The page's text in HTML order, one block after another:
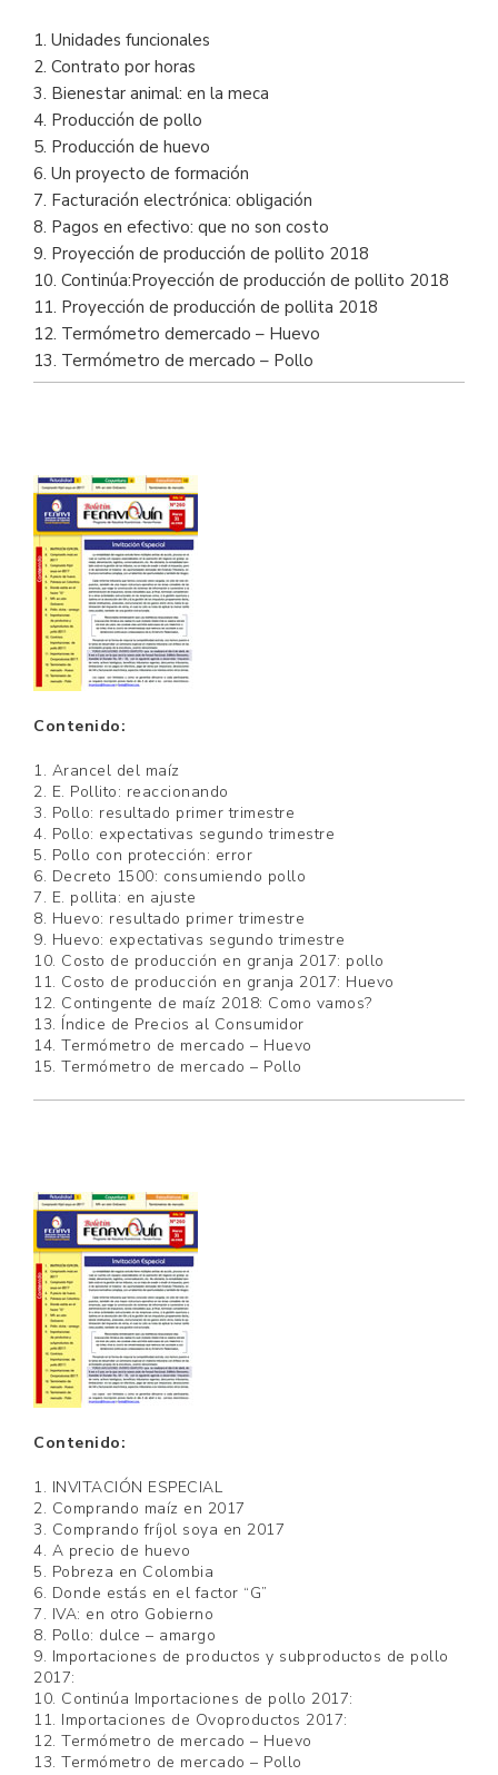
1. Unidades funcionales
2. Contrato por horas
3. Bienestar animal: en la meca
4. Producción de pollo
5. Producción de huevo
6. Un proyecto de formación
7. Facturación electrónica: obligación
8. Pagos en efectivo: que no son costo
9. Proyección de producción de pollito 2018
10. Continúa:Proyección de producción de pollito 2018
11. Proyección de producción de pollita 2018
12. Termómetro demercado – Huevo
13. Termómetro de mercado – Pollo
Contenido:
1. Arancel del maíz
2. E. Pollito: reaccionando
3. Pollo: resultado primer trimestre
4. Pollo: expectativas segundo trimestre
5. Pollo con protección: error
6. Decreto 1500: consumiendo pollo
7. E. pollita: en ajuste
8. Huevo: resultado primer trimestre
9. Huevo: expectativas segundo trimestre
10. Costo de producción en granja 2017: pollo
11. Costo de producción en granja 2017: Huevo
12. Contingente de maíz 2018: Como vamos?
13. Índice de Precios al Consumidor
14. Termómetro de mercado – Huevo
15. Termómetro de mercado – Pollo
Contenido:
1. INVITACIÓN ESPECIAL
2. Comprando maíz en 2017
3. Comprando fríjol soya en 2017
4. A precio de huevo
5. Pobreza en Colombia
6. Donde estás en el factor “G”
7. IVA: en otro Gobierno
8. Pollo: dulce – amargo
9. Importaciones de productos y subproductos de pollo
2017:
10. Continúa Importaciones de pollo 2017:
11. Importaciones de Ovoproductos 2017:
12. Termómetro de mercado – Huevo
13. Termómetro de mercado – Pollo